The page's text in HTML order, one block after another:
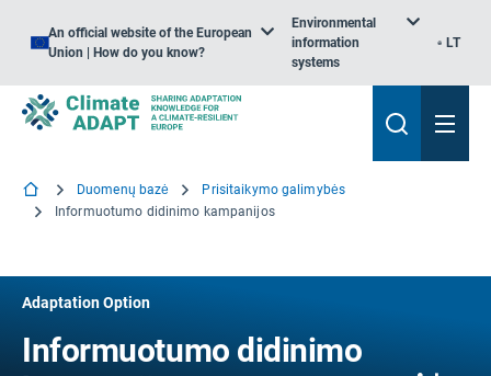
An official website of the European
Union | How do you know?
Environmental
information
systems
LT
Duomenų bazė
Prisitaikymo galimybės
Informuotumo didinimo kampanijos
Adaptation Option
Informuotumo didinimo